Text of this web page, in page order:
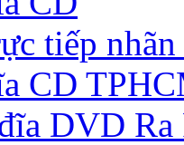
tiếp
CD
DVD